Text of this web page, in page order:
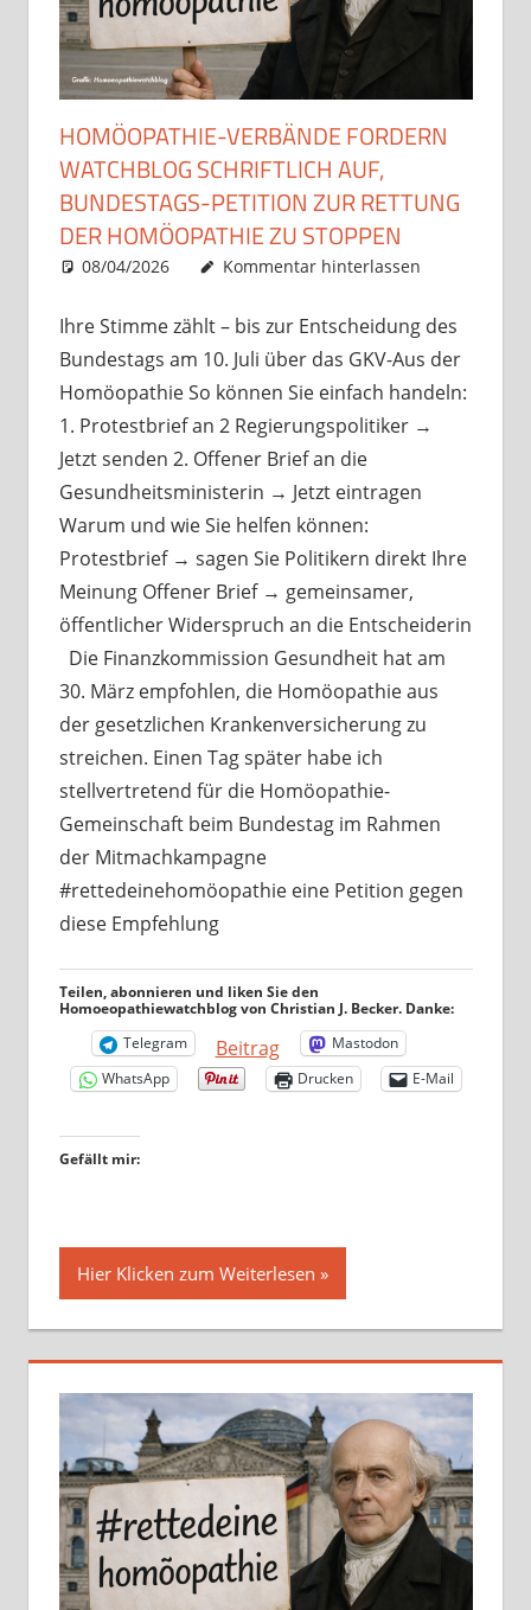
HOMÖOPATHIE-VERBÄNDE FORDERN
WATCHBLOG SCHRIFTLICH AUF,
BUNDESTAGS-PETITION ZUR RETTUNG
DER HOMÖOPATHIE ZU STOPPEN
08/04/2026 Christian J. Becker
Uncategorized
Kommentar hinterlassen
Ihre Stimme zählt – bis zur Entscheidung des
Bundestags am 10. Juli über das GKV-Aus der
Homöopathie So können Sie einfach handeln:
1. Protestbrief an 2 Regierungspolitiker →
Jetzt senden 2. Offener Brief an die
Gesundheitsministerin → Jetzt eintragen
Warum und wie Sie helfen können:
Protestbrief → sagen Sie Politikern direkt Ihre
Meinung Offener Brief → gemeinsamer,
öffentlicher Widerspruch an die Entscheiderin
Die Finanzkommission Gesundheit hat am
30. März empfohlen, die Homöopathie aus
der gesetzlichen Krankenversicherung zu
streichen. Einen Tag später habe ich
stellvertretend für die Homöopathie-
Gemeinschaft beim Bundestag im Rahmen
der Mitmachkampagne
#rettedeinehomöopathie eine Petition gegen
diese Empfehlung
Teilen, abonnieren und liken Sie den
Homoeopathiewatchblog von Christian J. Becker. Danke:
Telegram
Beitrag
Mastodon
WhatsApp
Drucken E-Mail
Gefällt mir:
Hier Klicken zum Weiterlesen